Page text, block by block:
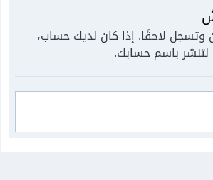
وتسجل لاحقًا. إذا كان لديك حساب،
لتنشر باسم حسابك.